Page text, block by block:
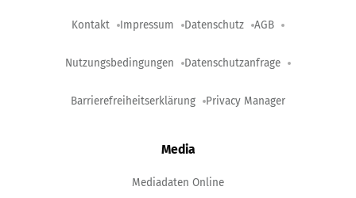
Kontakt Impressum Datenschutz AGB
Nutzungsbedingungen Datenschutzanfrage
Barrierefreiheitserklärung Privacy Manager
Media
Mediadaten Online